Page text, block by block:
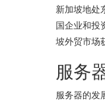
新加坡地处
国企业和投
坡外贸市场
服务
服务器的发